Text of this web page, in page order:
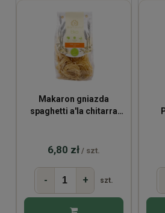
Makaron gniazda
spaghetti a'la chitarra
6,80 zł / szt.
- + szt.